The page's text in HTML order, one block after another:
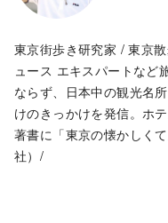
東京街歩き研究家 / 東京
ュース エキスパートなど
ならず、日本中の観光名
けのきっかけを発信。ホ
著書に「東京の懐かしく
社）/